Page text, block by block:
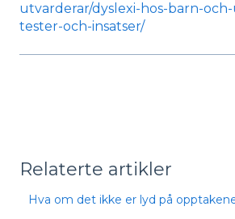
utvarderar/dyslexi-hos-barn-
tester-och-insatser/
Relaterte artikler
Hva om det ikke er lyd på